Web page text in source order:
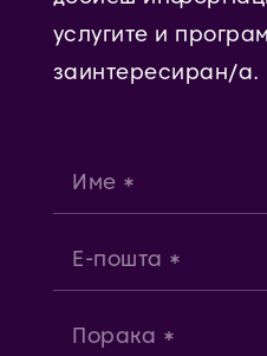
услугите и
заинтересиран/а.